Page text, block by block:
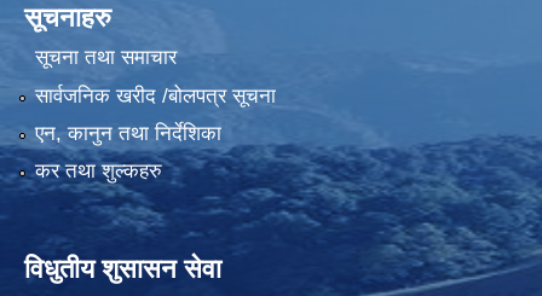
सूचनाहरु
सूचना तथा समाचार
सार्वजनिक खरीद /बोलपत्र सूचना
एन, कानुन तथा निर्देशिका
कर तथा शुल्कहरु
विधुतीय शुसासन सेवा